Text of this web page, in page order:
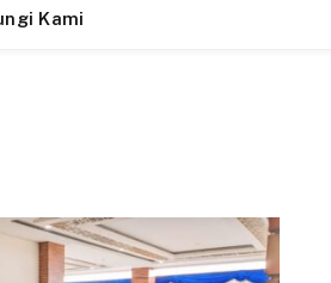
Kami